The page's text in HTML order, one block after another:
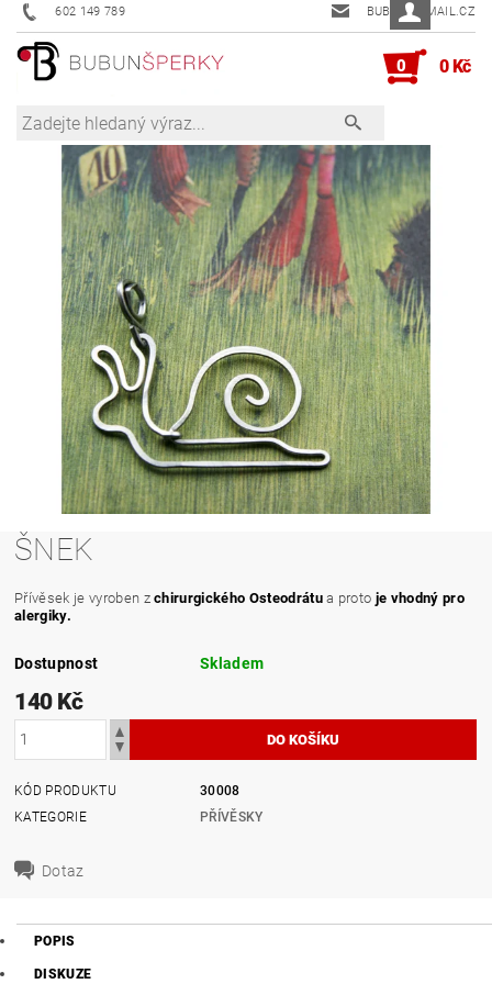
602 149 789 BUBUN@EMAIL.CZ
0 0 Kč
ŠNEK
Přívěsek je vyroben zchirurgického Osteodrátua proto je vhodný pro
alergiky.
Dostupnost Skladem
140 Kč
KÓD PRODUKTU
30008
KATEGORIE
PŘÍVĚSKY
Dotaz
POPIS
DISKUZE